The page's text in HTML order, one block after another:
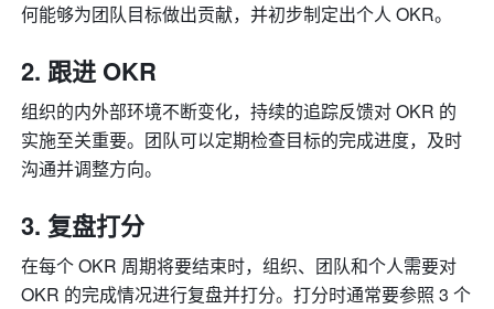
何能够为团队目标做出贡献，并初步制定出个人 OKR。
跟进 OKR
组织的内外部环境不断变化，持续的追踪反馈对 OKR 的
实施至关重要。团队可以定期检查目标的完成进度，及时
沟通并调整方向。
复盘打分
在每个 OKR 周期将要结束时，组织、团队和个人需要对
OKR 的完成情况进行复盘并打分。打分时通常要参照 3 个